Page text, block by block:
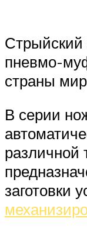
пневмо-
страны
В серии
заготовки